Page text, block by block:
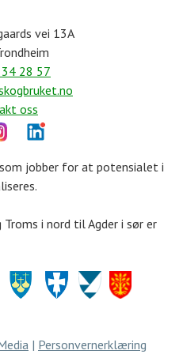
vei 13A
28 57
oss
jobber for at potensialet i
i nord til Agder i sør er
TrøndelagMøre
RogalandVestland
| Personvernerklæring